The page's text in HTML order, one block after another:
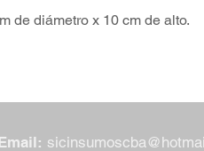
de diámetro x 10 cm de alto.